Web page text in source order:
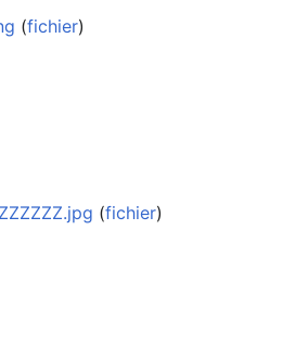
(fichier)
(fichier)